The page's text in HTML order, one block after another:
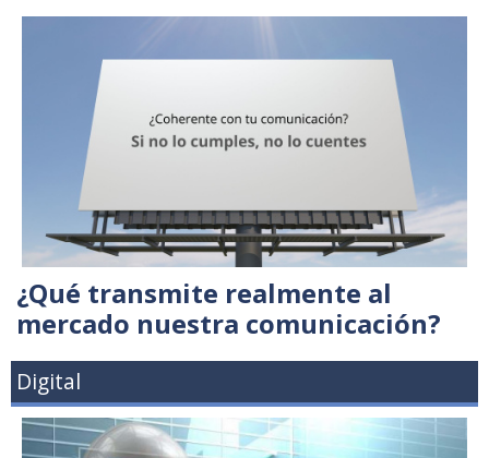
¿Qué transmite realmente al
mercado nuestra comunicación?
Digital